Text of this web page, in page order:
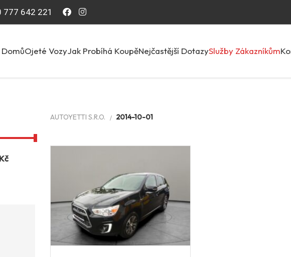
777 642 221
DomůOjeté VozyJak Probíhá KoupěNejčastější DotazySlužby Zákazníkům
Kč
AUTOYETTI S.R.O. 2014-10-01